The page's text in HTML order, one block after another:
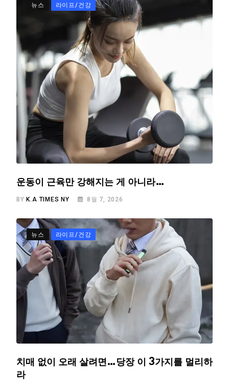
뉴스 라이프/건강
운동이 근육만 강해지는 게 아니라…
BY K.A TIMES NY 8월 7, 2026
뉴스 라이프/건강
치매 없이 오래 살려면…당장 이 3가지를 멀리하
라